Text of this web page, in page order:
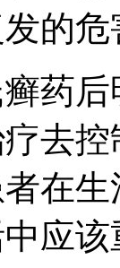
的危
药
去
在
应该